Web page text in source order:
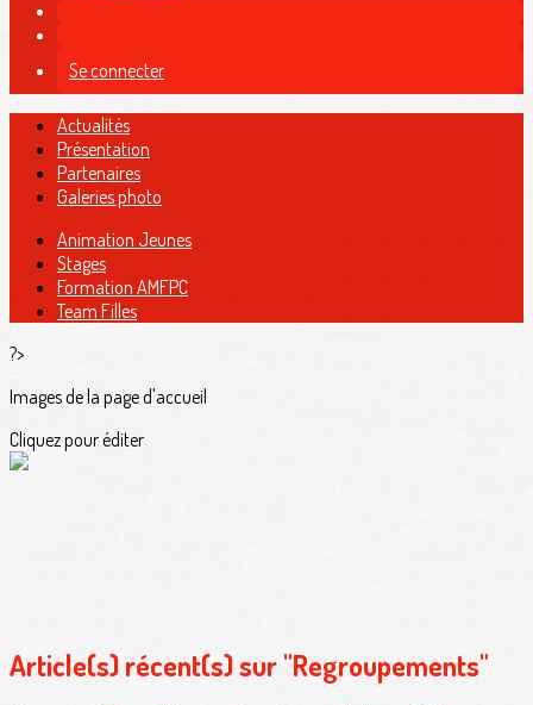
Se connecter
Actualités
Présentation
Partenaires
Galeries photo
Animation Jeunes
Stages
Formation AMFPC
Team Filles
?>
Images de la page d'accueil
Cliquez pour éditer
Article(s) récent(s) sur "Regroupements"